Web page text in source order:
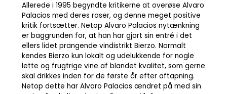
Allerede i 1995 begyndte kritikerne at overøse Alvaro
Palacios med deres roser, og denne meget positive
kritik fortsætter. Netop Alvaro Palacios nytænkning
er baggrunden for, at han har gjort sin entré i det
ellers lidet prangende vindistrikt Bierzo. Normalt
kendes Bierzo kun lokalt og udelukkende for nogle
lette og frugtrige vine af blandet kvalitet, som gerne
skal drikkes inden for de første år efter aftapning.
Netop dette har Alvaro Palacios ændret på med sin